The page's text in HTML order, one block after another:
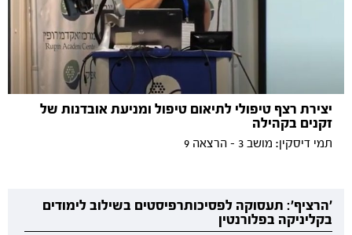
יצירת רצף טיפולי לתיאום טיפול ומניעת אובדנות של
זקנים בקהילה
תמי דיסקין: מושב 3 - הרצאה 9
'הרציף': תעסוקה לפסיכותרפיסטים בשילוב לימודים
בקליניקה בפלורנטין